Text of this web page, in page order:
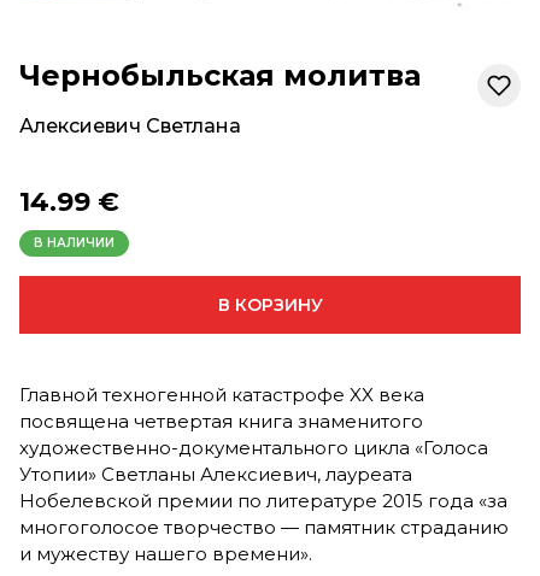
Чернобыльская молитва
Алексиевич Светлана
14.99 €
В НАЛИЧИИ
В КОРЗИНУ
Главной техногенной катастрофе XX века
посвящена четвертая книга знаменитого
художественно-документального цикла «Голоса
Утопии» Светланы Алексиевич, лауреата
Нобелевской премии по литературе 2015 года «за
многоголосое творчество — памятник страданию
и мужеству нашего времени».